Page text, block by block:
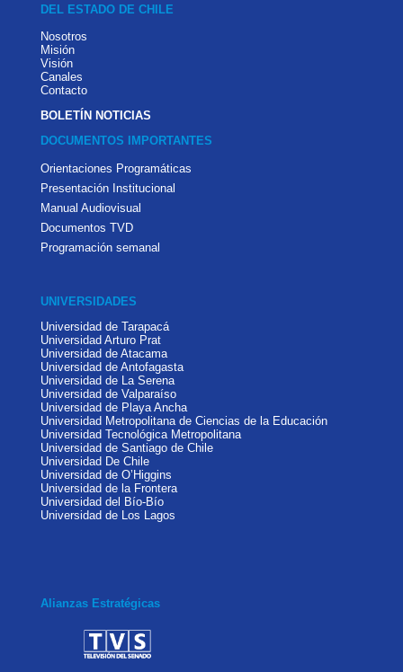
DEL ESTADO DE CHILE
Nosotros
Misión
Visión
Canales
Contacto
BOLETÍN NOTICIAS
DOCUMENTOS IMPORTANTES
Orientaciones Programáticas
Presentación Institucional
Manual Audiovisual
Documentos TVD
Programación semanal
UNIVERSIDADES
Universidad de Tarapacá
Universidad Arturo Prat
Universidad de Atacama
Universidad de Antofagasta
Universidad de La Serena
Universidad de Valparaíso
Universidad de Playa Ancha
Universidad Metropolitana de Ciencias de la Educación
Universidad Tecnológica Metropolitana
Universidad de Santiago de Chile
Universidad De Chile
Universidad de O’Higgins
Universidad de la Frontera
Universidad del Bío-Bío
Universidad de Los Lagos
Alianzas Estratégicas